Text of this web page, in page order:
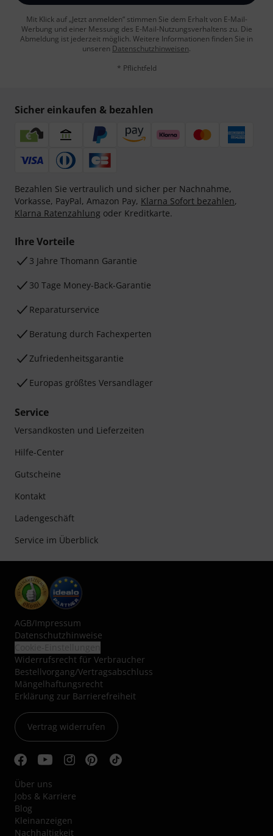
Mit Klick auf „Jetzt anmelden“ stimmen Sie dem Erhalt von E-Mail-
Werbung und einer Messung des E-Mail-Nutzungsverhaltens zu. Die
Abmeldung ist jederzeit möglich. Weitere Informationen finden Sie in
unseren Datenschutzhinweisen.
* Pflichtfeld
Sicher einkaufen & bezahlen
Bezahlen Sie vertraulich und sicher per Nachnahme,
Vorkasse, PayPal, Amazon Pay, Klarna Sofort bezahlen,
Klarna Ratenzahlung oder Kreditkarte.
Ihre Vorteile
3 Jahre Thomann Garantie
30 Tage Money-Back-Garantie
Reparaturservice
Beratung durch Fachexperten
Zufriedenheitsgarantie
Europas größtes Versandlager
Service
Versandkosten und Lieferzeiten
Hilfe-Center
Gutscheine
Kontakt
Ladengeschäft
Service im Überblick
AGB/Impressum
Datenschutzhinweise
Widerrufsrecht für Verbraucher
Bestellvorgang/Vertragsabschluss
Mängelhaftungsrecht
Erklärung zur Barrierefreiheit
Vertrag widerrufen
Über uns
Jobs & Karriere
Blog
Kleinanzeigen
Nachhaltigkeit